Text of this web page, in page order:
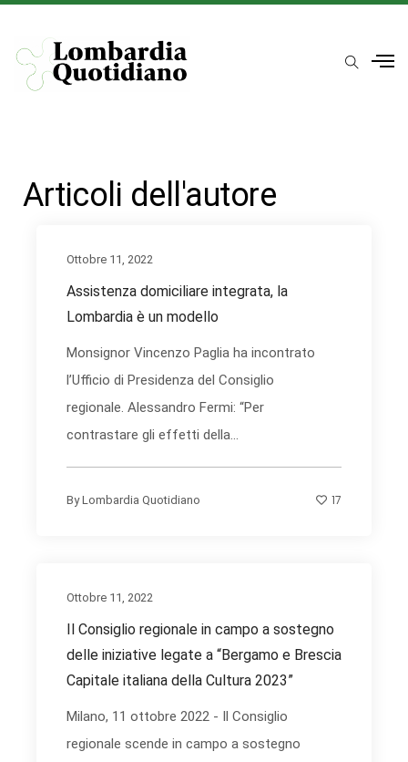
Articoli dell'autore
Ottobre 11, 2022
Assistenza domiciliare integrata, la
Lombardia è un modello
Monsignor Vincenzo Paglia ha incontrato
l’Ufficio di Presidenza del Consiglio
regionale. Alessandro Fermi: “Per
contrastare gli effetti della...
ByLombardia Quotidiano 17
Ottobre 11, 2022
Il Consiglio regionale in campo a sostegno
delle iniziative legate a “Bergamo e Brescia
Capitale italiana della Cultura 2023”
Milano, 11 ottobre 2022 - Il Consiglio
regionale scende in campo a sostegno